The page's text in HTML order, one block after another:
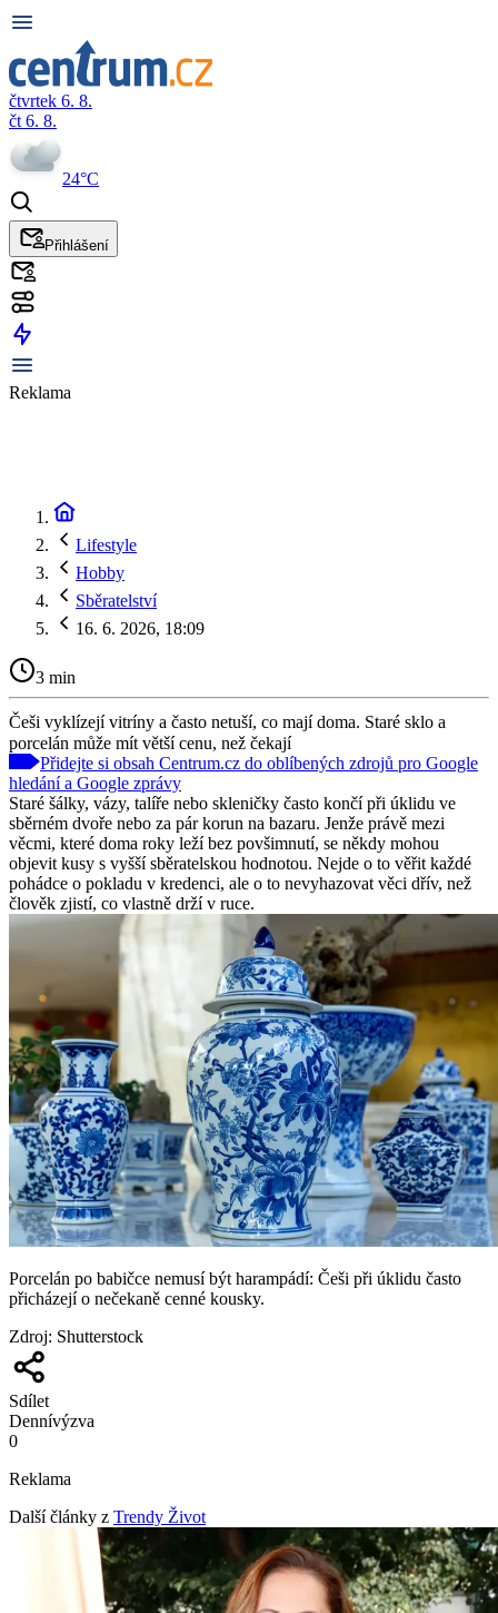
čtvrtek 6. 8.
čt 6. 8.
24°C
Přihlášení
Reklama
Lifestyle
Hobby
Sběratelství
16. 6. 2026, 18:09
3 min
Češi vyklízejí vitríny a často netuší, co mají doma. Staré sklo a
porcelán může mít větší cenu, než čekají
Přidejte si obsah Centrum.cz do oblíbených zdrojů pro Google
hledání a Google zprávy
Staré šálky, vázy, talíře nebo skleničky často končí při úklidu ve
sběrném dvoře nebo za pár korun na bazaru. Jenže právě mezi
věcmi, které doma roky leží bez povšimnutí, se někdy mohou
objevit kusy s vyšší sběratelskou hodnotou. Nejde o to věřit každé
pohádce o pokladu v kredenci, ale o to nevyhazovat věci dřív, než
člověk zjistí, co vlastně drží v ruce.
Porcelán po babičce nemusí být harampádí: Češi při úklidu často
přicházejí o nečekaně cenné kousky.
Zdroj: Shutterstock
Sdílet
Dennívýzva
0
Reklama
Další články z Trendy Život